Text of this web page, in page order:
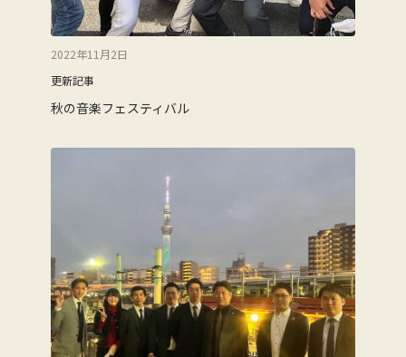
2022年11月2日
更新記事
秋の音楽フェスティバル